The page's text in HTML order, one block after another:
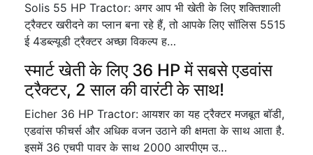
Solis 55 HP Tractor: अगर आप भी खेती के लिए शक्तिशाली
ट्रैक्टर खरीदने का प्लान बना रहे हैं, तो आपके लिए सॉलिस 5515
ई 4डब्ल्यूडी ट्रैक्टर अच्छा विकल्प ह…
स्मार्ट खेती के लिए 36 HP में सबसे एडवांस
ट्रैक्टर, 2 साल की वारंटी के साथ!
Eicher 36 HP Tractor: आयशर का यह ट्रैक्टर मजबूत बॉडी,
एडवांस फीचर्स और अधिक वजन उठाने की क्षमता के साथ आता है.
इसमें 36 एचपी पावर के साथ 2000 आरपीएम उ…